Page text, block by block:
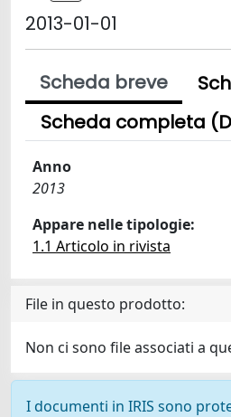
2013-01-01
Scheda breve
Scheda completa
Anno
2013
Appare nelle tipologie:
1.1 Articolo in rivista
File in questo prodotto:
Non ci sono file associati a
I documenti in IRIS sono